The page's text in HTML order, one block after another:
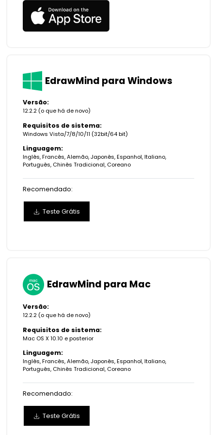
EdrawMind para Windows
Versão:
12.2.2 (o que há de novo)
Requisitos de sistema:
Windows Vista/7/8/10/11 (32bit/64 bit)
Linguagem:
Inglês, Francês, Alemão, Japonês, Espanhol, Italiano,
Português, Chinês Tradicional, Coreano
Recomendado:
Teste Grátis
EdrawMind para Mac
Versão:
12.2.2 (o que há de novo)
Requisitos de sistema:
Mac OS X 10.10 e posterior
Linguagem:
Inglês, Francês, Alemão, Japonês, Espanhol, Italiano,
Português, Chinês Tradicional, Coreano
Recomendado:
Teste Grátis